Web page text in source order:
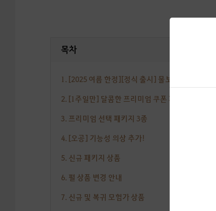
목차
1. [2025 여름 한정][정식 출시] 물보라
2. [1주일만] 달콤한 프리미엄 쿠폰 패키지
3. 프리미엄 선택 패키지 3종
4. [오공] 기능성 의상 추가!
5. 신규 패키지 상품
6. 펄 상품 변경 안내
7. 신규 및 복귀 모험가 상품